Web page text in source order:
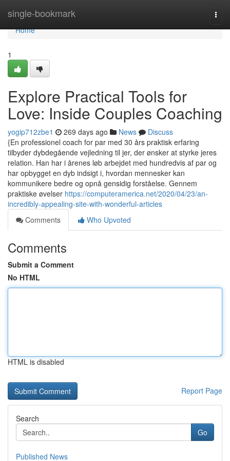
single-bookmark
Home
Home
1
Explore Practical Tools for
Love: Inside Couples Coaching
yogip712zbe1 269 days ago News
Discuss
{En professionel coach for par med 30 års praktisk erfaring
tilbyder dybdegående vejledning til jer, der ønsker at styrke jeres
relation. Han har i årenes løb arbejdet med hundredvis af par og
har opbygget en dyb indsigt i, hvordan mennesker kan
kommunikere bedre og opnå gensidig forståelse. Gennem
praktiske øvelser https://computeramerica.net/2020/04/23/an-
incredibly-appealing-site-with-wonderful-articles
Comments
Who Upvoted
Comments
Submit a Comment
No HTML
HTML is disabled
Report Page
Search
Go
Published News